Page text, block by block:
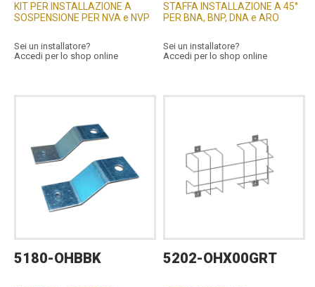
KIT PER INSTALLAZIONE A
SOSPENSIONE PER NVA e NVP
Sei un installatore?
Accedi per lo shop online
STAFFA INSTALLAZIONE A 45°
PER BNA, BNP, DNA e ARO
Sei un installatore?
Accedi per lo shop online
5180-OHBBK 5202-OHX00GRT